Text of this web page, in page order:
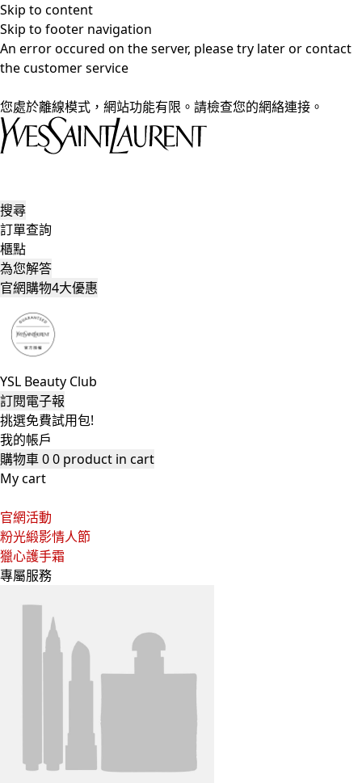
Skip to content
Skip to footer navigation
An error occured on the server, please try later or contact
the customer service
您處於離線模式，網站功能有限。請檢查您的網絡連接。
搜尋
訂單查詢
櫃點
為您解答
官網購物4大優惠
YSL Beauty Club
訂閱電子報
挑選免費試用包!
我的帳戶
購物車00 product in cart
My cart
官網活動
粉光緞影情人節
獵心護手霜
專屬服務